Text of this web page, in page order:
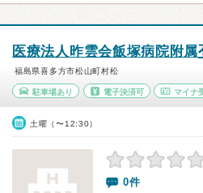
医療法人昨雲会飯塚病院附属
福島県喜多方市松山町村松
駐車場あり 電子決済可 マイナ
土曜（〜12:30）
0件